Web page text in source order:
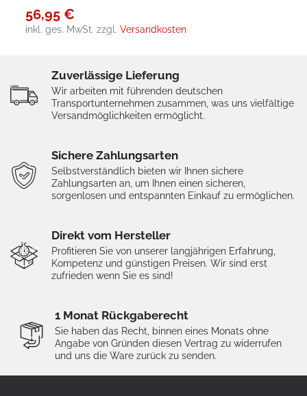
56,95 €
inkl. ges. MwSt. zzgl.Versandkosten
Zuverlässige Lieferung
Wir arbeiten mit führenden deutschen
Transportunternehmen zusammen, was uns vielfältige
Versandmöglichkeiten ermöglicht.
Sichere Zahlungsarten
Selbstverständlich bieten wir Ihnen sichere
Zahlungsarten an, um Ihnen einen sicheren,
sorgenlosen und entspannten Einkauf zu ermöglichen.
Direkt vom Hersteller
Profitieren Sie von unserer langjährigen Erfahrung,
Kompetenz und günstigen Preisen. Wir sind erst
zufrieden wenn Sie es sind!
1 Monat Rückgaberecht
Sie haben das Recht, binnen eines Monats ohne
Angabe von Gründen diesen Vertrag zu widerrufen
und uns die Ware zurück zu senden.